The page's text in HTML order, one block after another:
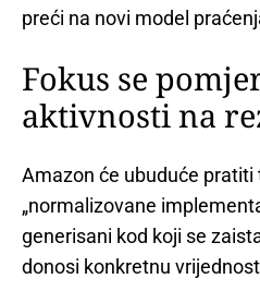
preći na novi model
Fokus se
aktivnosti na
Amazon će ubuduće pratiti
„normalizovane
generisani kod koji se
donosi konkretnu